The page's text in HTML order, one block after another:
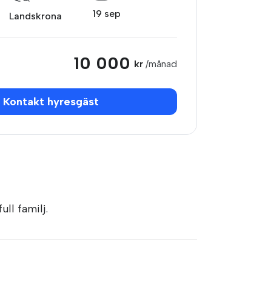
Landskrona 19 sep
10 000 kr /månad
Kontakt hyresgäst
familj.